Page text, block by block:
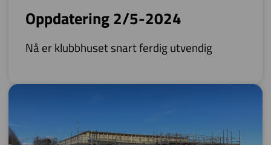
Oppdatering 2/5-2024
Nå er klubbhuset snart ferdig utvendig